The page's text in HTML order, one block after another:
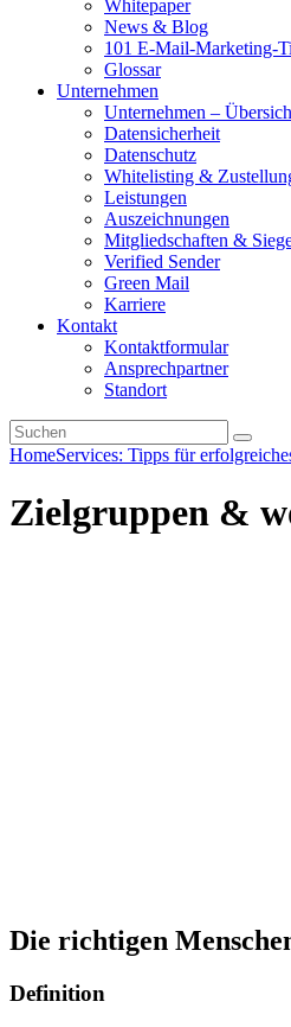
Whitepaper
News & Blog
101 E-Mail-Marketing-
Glossar
Unternehmen
Unternehmen –
Datensicherheit
Datenschutz
Whitelisting &
Leistungen
Auszeichnungen
Mitgliedschaften &
Verified Sender
Green Mail
Karriere
Kontakt
Kontaktformular
Ansprechpartner
Standort
HomeServices: Tipps für
Zielgruppen &
Die richtigen
Definition